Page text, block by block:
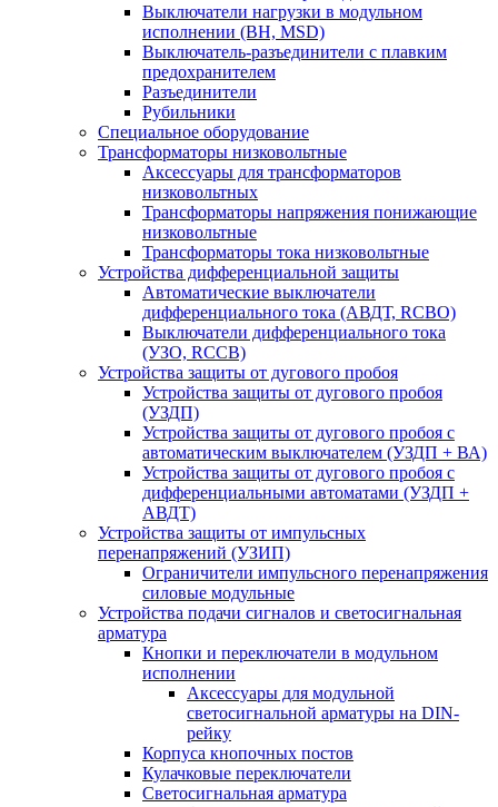
Выключатели нагрузки в модульном
исполнении (ВН, MSD)
Выключатель-разъединители с плавким
предохранителем
Разъединители
Рубильники
Специальное оборудование
Трансформаторы низковольтные
Аксессуары для трансформаторов
низковольтных
Трансформаторы напряжения понижающие
низковольтные
Трансформаторы тока низковольтные
Устройства дифференциальной защиты
Автоматические выключатели
дифференциального тока (АВДТ, RCBO)
Выключатели дифференциального тока
(УЗО, RCCB)
Устройства защиты от дугового пробоя
Устройства защиты от дугового пробоя
(УЗДП)
Устройства защиты от дугового пробоя с
автоматическим выключателем (УЗДП + ВА)
Устройства защиты от дугового пробоя с
дифференциальными автоматами (УЗДП +
АВДТ)
Устройства защиты от импульсных
перенапряжений (УЗИП)
Ограничители импульсного перенапряжения
силовые модульные
Устройства подачи сигналов и светосигнальная
арматура
Кнопки и переключатели в модульном
исполнении
Аксессуары для модульной
светосигнальной арматуры на DIN-
рейку
Корпуса кнопочных постов
Кулачковые переключатели
Светосигнальная арматура